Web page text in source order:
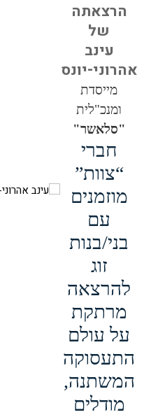
הרצאתה
של
עינב
אהרוני-יונס
מייסדת
ומנכ"לית
"סלאשר"
חברי
“צוות”
מוזמנים
עם
בני/בנות
זוג
להרצאה
מרתקת
על עולם
התעסוקה
המשתנה,
מודלים